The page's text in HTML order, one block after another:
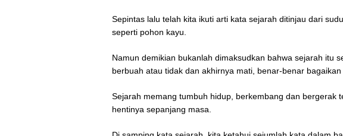
Sepintas lalu telah kita ikuti arti kata sejarah ditinjau dari
seperti pohon kayu.
Namun demikian bukanlah dimaksudkan bahwa sejarah itu
berbuah atau tidak dan akhirnya mati, benar-benar
Sejarah memang tumbuh hidup, berkembang dan bergerak
hentinya sepanjang masa.